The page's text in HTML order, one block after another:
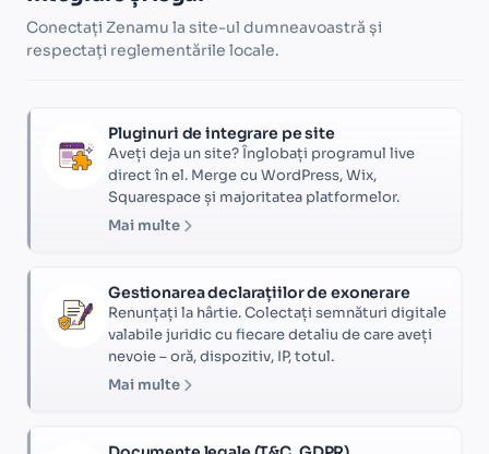
Conectați Zenamu la site-ul dumneavoastră și
respectați reglementările locale.
Pluginuri de integrare pe site
Aveți deja un site? Înglobați programul live
direct în el. Merge cu WordPress, Wix,
Squarespace și majoritatea platformelor.
Mai multe
Gestionarea declarațiilor de exonerare
Renunțați la hârtie. Colectați semnături digitale
valabile juridic cu fiecare detaliu de care aveți
nevoie – oră, dispozitiv, IP, totul.
Mai multe